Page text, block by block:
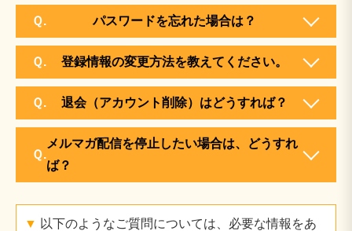
はい。登録・利用はすべて無料です。
Ｑ.
パスワードを忘れた場合は？
「パスワードを忘れた方」リンクから登録メールア
ドレスを入力し、再設定用URLを受け取ってくだ
Ｑ. 登録情報の変更方法を教えてください。
マイページ「プロフィール編集」から氏名・連絡先
などを更新できます。
Ｑ. 退会（アカウント削除）はどうすれば？
マイページ「退会手続き」の下部の「退会する」ボ
タンをクリックでお手続きが完了いたします。
Ｑ.
メルマガ配信を停止したい場合は、どうすれ
ば？
ない」ボタンをクリックでお手続きが完了いたしま
▼ 以下のようなご質問については、必要な情報をあ